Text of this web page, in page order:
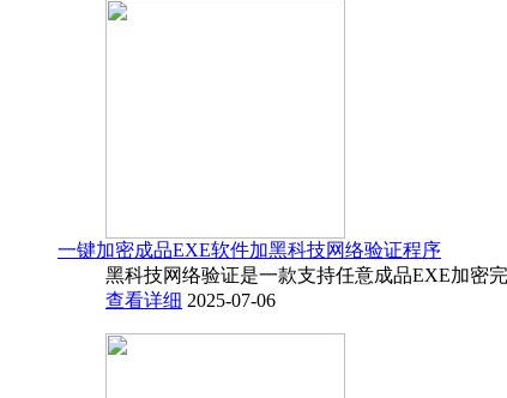
一键加密成品EXE软件加黑科技网络验证程序
黑科技网络验证是一款支持任意成品EXE加密
查看详细 2025-07-06